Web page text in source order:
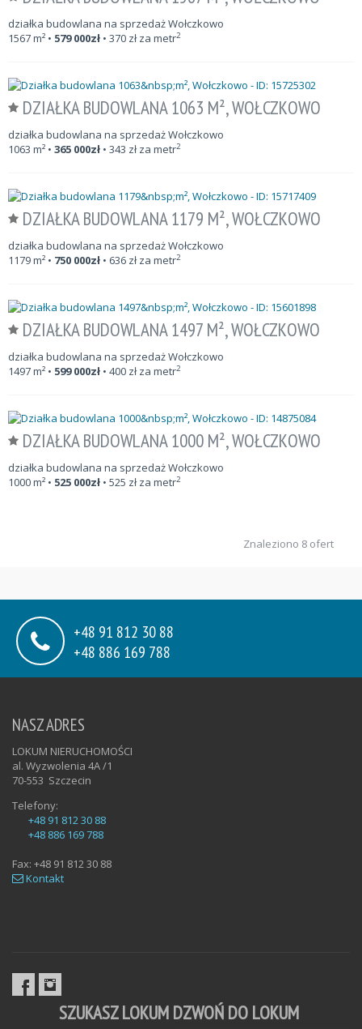
działka budowlana na sprzedaż Wołczkowo
1567m² • 579 000zł • 370 zł za metr2
DZIAŁKA BUDOWLANA 1063 M², WOŁCZKOWO
działka budowlana na sprzedaż Wołczkowo
1063 m² • 365 000zł • 343 zł za metr2
DZIAŁKA BUDOWLANA 1179 M², WOŁCZKOWO
działka budowlana na sprzedaż Wołczkowo
1179m² • 750 000zł • 636 zł za metr2
DZIAŁKA BUDOWLANA 1497 M², WOŁCZKOWO
działka budowlana na sprzedaż Wołczkowo
1497m² • 599 000zł • 400 zł za metr2
DZIAŁKA BUDOWLANA 1000 M², WOŁCZKOWO
działka budowlana na sprzedaż Wołczkowo
1000m² • 525 000zł • 525 zł za metr2
Znaleziono 8 ofert
+48 91 812 30 88
+48 886 169 788
NASZ ADRES
LOKUM NIERUCHOMOŚCI
al. Wyzwolenia 4A /1
70-553 Szczecin
Telefony:
+48 91 812 30 88
+48 886 169 788
Fax: +48 91 812 30 88
Kontakt
SZUKASZ LOKUM DZWOŃ DO LOKUM